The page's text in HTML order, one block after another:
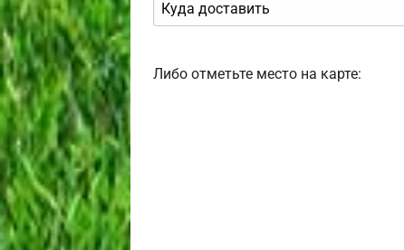
Либо отметьте место на карте: